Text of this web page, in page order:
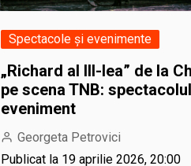
Spectacole și evenimente
„Richard al III-lea” de la
pe scena TNB:
eveniment
Georgeta Petrovici
Publicat la 19 aprilie 2026, 20:00